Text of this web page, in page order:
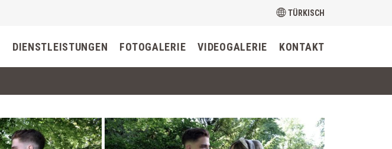
TÜRKISCH
DIENSTLEISTUNGEN FOTOGALERIE VIDEOGALERIE KONTAKT